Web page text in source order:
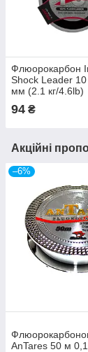
Флюорокарбон
Shock Leader
мм (2.1 кг/4.6lb)
94 ₴
Акційні
–6%
AnTares 50 м